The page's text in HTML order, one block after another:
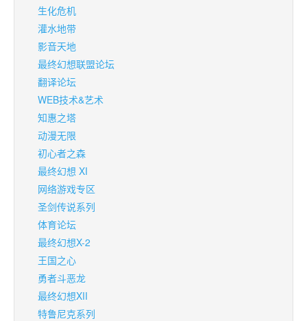
生化危机
灌水地带
影音天地
最终幻想联盟论坛
翻译论坛
WEB技术&艺术
知惠之塔
动漫无限
初心者之森
最终幻想 XI
网络游戏专区
圣剑传说系列
体育论坛
最终幻想X-2
王国之心
勇者斗恶龙
最终幻想XII
特鲁尼克系列